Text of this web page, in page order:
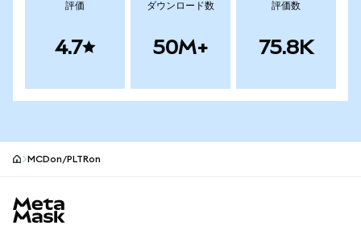
評価
4.7
ダウンロード数
50M+
評価数
75.8K
MCDon/PLTRon